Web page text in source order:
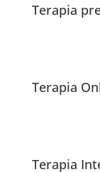
Terapia
Terapia
Terapia